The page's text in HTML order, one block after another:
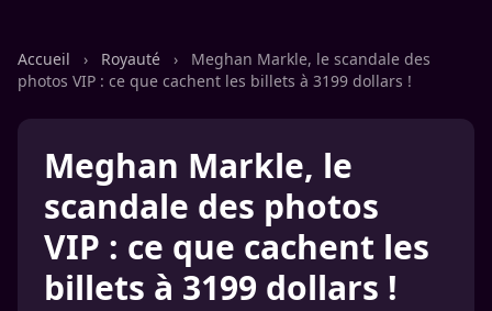
Accueil › Royauté ›
Meghan Markle, le scandale des
photos VIP : ce que cachent les billets à 3199 dollars !
Meghan Markle, le
scandale des photos
VIP : ce que cachent les
billets à 3199 dollars !